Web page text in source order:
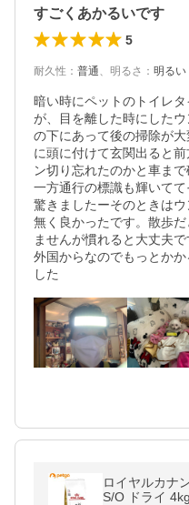
すごくあかるいです
5
耐久性 ： 普通、 明るさ ： 明るい
暗い時にペットのトイレ
が、目を離した時にした
の下にあって後の掃除が
に頭に付けて玄関出ると
ン切り忘れたのかと車ま
一方通行の標識も輝いて
驚きましたーそのときは
無く良かったです。散歩
ませんが慣れると大丈夫
外国からなのでもっとか
した
ロイヤルカナ
S/O ドライ